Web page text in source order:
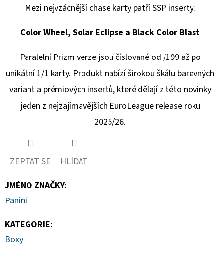
Mezi nejvzácnější chase karty patří SSP inserty:
Color Wheel, Solar Eclipse a Black Color Blast
Paralelní Prizm verze jsou číslované od /199 až po
unikátní 1/1 karty. Produkt nabízí širokou škálu barevných
variant a prémiových insertů, které dělají z této novinky
jeden z nejzajímavějších EuroLeague release roku
2025/26.
ZEPTAT SE
HLÍDAT
JMÉNO ZNAČKY:
Panini
KATEGORIE:
Boxy